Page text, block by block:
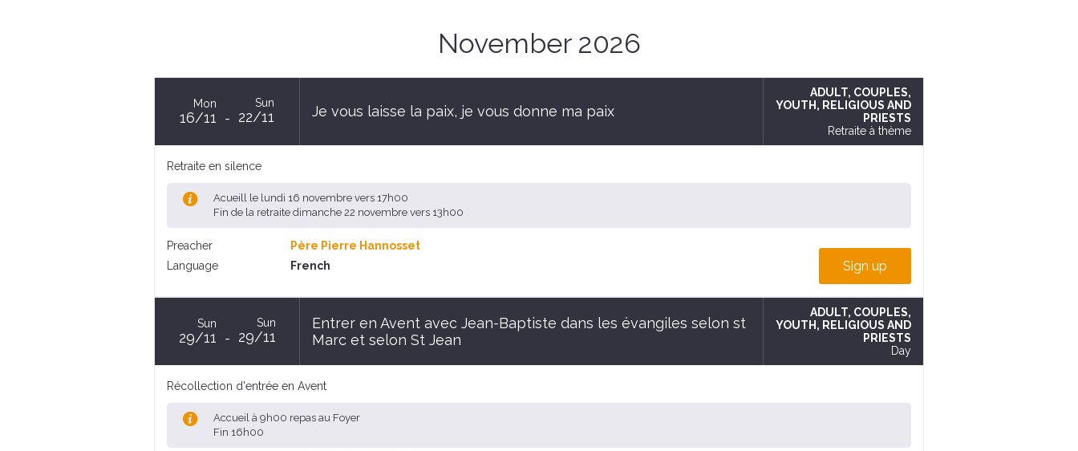
November 2026
Mon
16/11
Sun
22/11 Je vous laisse la paix, je vous donne ma paix
ADULT, COUPLES,
YOUTH , RELIGIOUS AND
PRIESTS
Retraite à thème
Retraite en silence
Acueill le lundi 16 novembre vers 17h00
Fin de la retraite dimanche 22 novembre vers 13h00
Preacher
Père Pierre Hannosset
Language
French Sign up
Sun
29/11
Sun
29/11
Entrer en Avent avec Jean-Baptiste dans les évangiles selon st
Marc et selon St Jean
ADULT, COUPLES,
YOUTH , RELIGIOUS AND
PRIESTS
Day
Récollection d'entrée en Avent
Accueil à 9h00 repas au Foyer
Fin 16h00